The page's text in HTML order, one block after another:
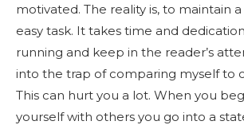
motivated. The reality is, to maintain
easy task. It takes time and
running and keep in the reader’s
into the trap of comparing myself to
This can hurt you a lot. When you
yourself with others you go into a